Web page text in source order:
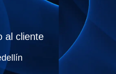
al cliente